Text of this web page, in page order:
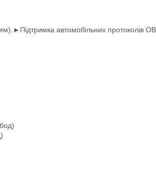
автомобільних протоколів